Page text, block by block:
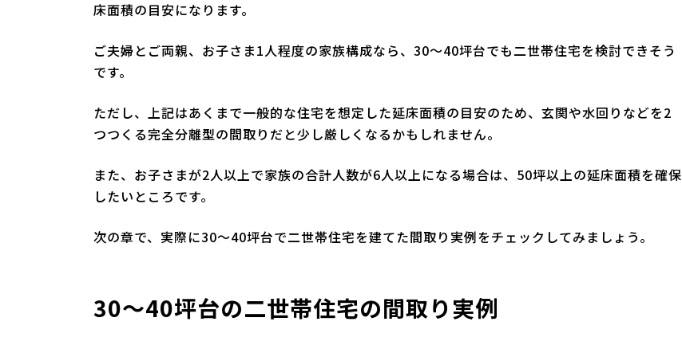
床面積の目安になります。
ご夫婦とご両親、お子さま1人程度の家族構成なら、30～40坪台でも二世帯住宅を検討できそう
です。
ただし、上記はあくまで一般的な住宅を想定した延床面積の目安のため、玄関や水回りなどを2
つつくる完全分離型の間取りだと少し厳しくなるかもしれません。
また、お子さまが2人以上で家族の合計人数が6人以上になる場合は、50坪以上の延床面積を確保
したいところです。
次の章で、実際に30～40坪台で二世帯住宅を建てた間取り実例をチェックしてみましょう。
30～40坪台の二世帯住宅の間取り実例